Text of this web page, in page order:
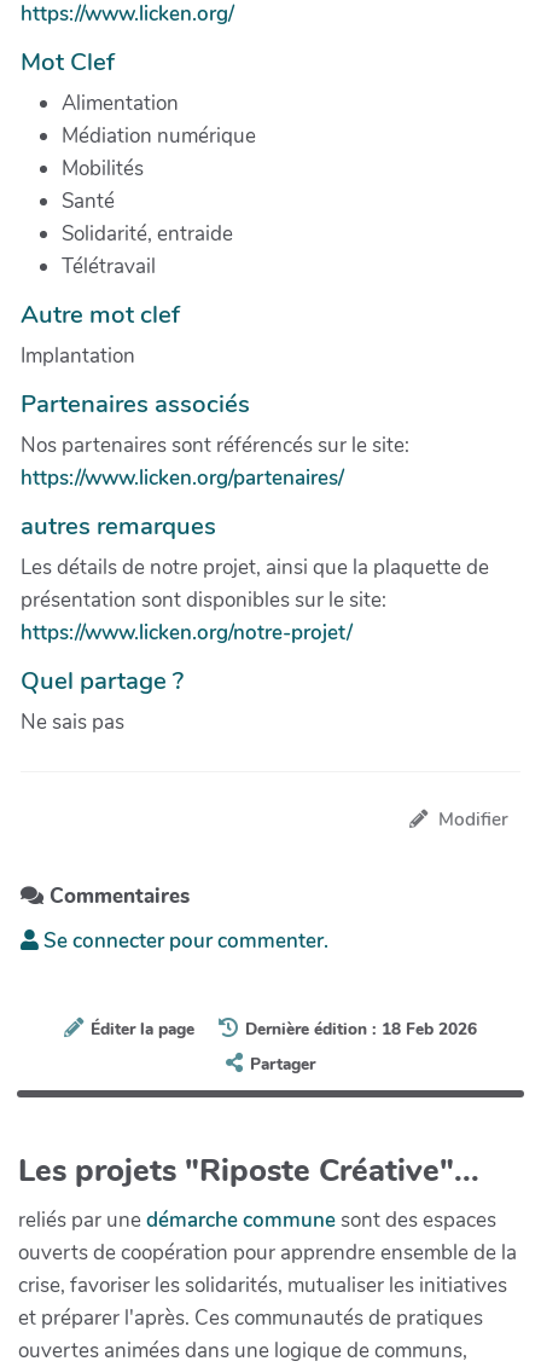
https://www.licken.org/
Mot Clef
Alimentation
Médiation numérique
Mobilités
Santé
Solidarité, entraide
Télétravail
Autre mot clef
Implantation
Partenaires associés
Nos partenaires sont référencés sur le site:
https://www.licken.org/partenaires/
autres remarques
Les détails de notre projet, ainsi que la plaquette de
présentation sont disponibles sur le site:
https://www.licken.org/notre-projet/
Quel partage ?
Ne sais pas
Modifier
Commentaires
Se connecter pour commenter.
Éditer la page
Dernière édition : 18 Feb 2026
Partager
Les projets "Riposte Créative"...
reliés par unedémarche communesont des espaces
ouverts de coopération pour apprendre ensemble de la
crise, favoriser les solidarités, mutualiser les initiatives
et préparer l'après. Ces communautés de pratiques
ouvertes animées dans une logique de communs,